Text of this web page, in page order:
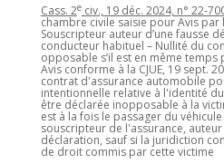
Cass. 2eciv., 19 déc. 2024, n° 22-
chambre civile saisie pour Avis par
Souscripteur auteur d’une fausse
conducteur habituel – Nullité du
opposable s’il est en même temps
Avis conforme à la CJUE, 19 sept.
contrat d'assurance automobile
intentionnelle relative à l'identité
être déclarée inopposable à la
est à la fois le passager du
souscripteur de l'assurance,
déclaration, sauf si la juridiction
de droit commis par cette victime